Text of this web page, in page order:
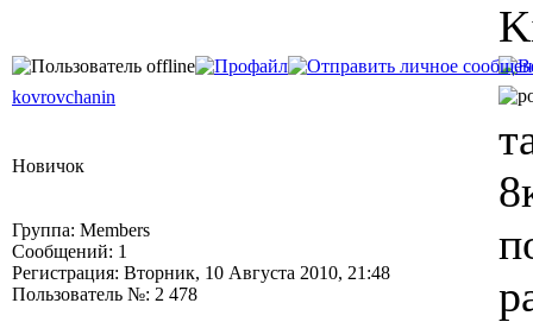
kovrovchanin
Новичок
Группа: Members
Сообщений: 1
Регистрация: Вторник, 10 Августа 2010, 21:48
Пользователь №: 2 478